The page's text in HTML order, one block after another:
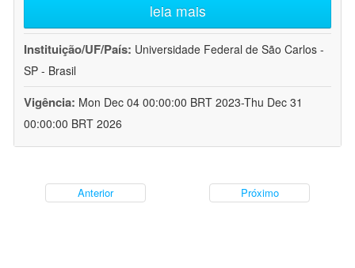
leia mais
Instituição/UF/País: Universidade Federal de São Carlos -
SP - Brasil
Vigência: Mon Dec 04 00:00:00 BRT 2023-Thu Dec 31
00:00:00 BRT 2026
Anterior Próximo